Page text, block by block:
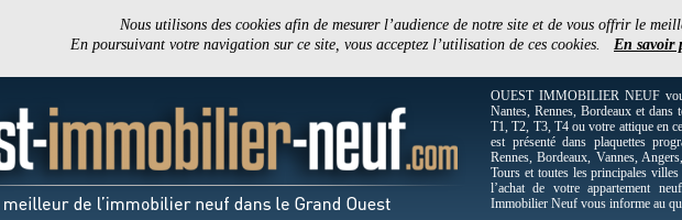
Nous utilisons des cookies afin de mesurer l’audience de notre site et de vous offrir le
En poursuivant votre navigation sur ce site, vous acceptez l’utilisation de ces cookies. En savoir
OUEST IMMOBILIER NEUF
Nantes, Rennes, Bordeaux et
T1, T2, T3, T4 ou votre attique en
est présenté dans plaquettes
Rennes, Bordeaux, Vannes,
Tours et toutes les principales
l’achat de votre appartement
Immobilier Neuf vous informe au